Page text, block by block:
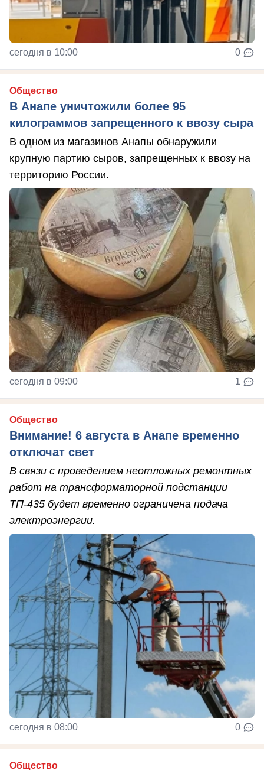
сегодня в 10:00 0
Общество
В Анапе уничтожили более 95
килограммов запрещенного к ввозу сыра
В одном из магазинов Анапы обнаружили
крупную партию сыров, запрещенных к ввозу на
территорию России.
сегодня в 09:00 1
Общество
Внимание! 6 августа в Анапе временно
отключат свет
В связи с проведением неотложных ремонтных
работ на трансформаторной подстанции
ТП-435 будет временно ограничена подача
электроэнергии.
сегодня в 08:00 0
Общество